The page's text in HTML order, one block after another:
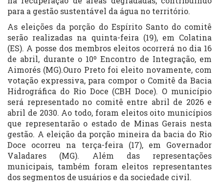
para a gestão sustentável da água no território.
As eleições da porção do Espírito Santo do comitê
serão realizadas na quinta-feira (19), em Colatina
(ES). A posse dos membros eleitos ocorrerá no dia 16
de abril, durante o 10º Encontro de Integração, em
Aimorés (MG).Ouro Preto foi eleito novamente, com
votação expressiva, para compor o Comitê da Bacia
Hidrográfica do Rio Doce (CBH Doce). O município
será representado no comitê entre abril de 2026 e
abril de 2030. Ao todo, foram eleitos oito municípios
que representarão o estado de Minas Gerais nesta
gestão. A eleição da porção mineira da bacia do Rio
Doce ocorreu na terça-feira (17), em Governador
Valadares (MG). Além das representações
municipais, também foram eleitos representantes
dos segmentos de usuários e da sociedade civil.